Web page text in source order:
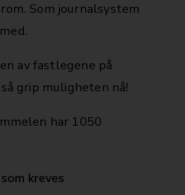
Som journalsystem
av fastlegene på
grip muligheten nå!
har 1050
kreves